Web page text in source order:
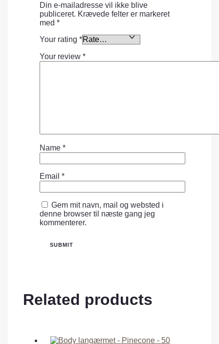
Din e-mailadresse vil ikke blive
publiceret. Krævede felter er markeret
med *
Your rating *
Your review *
Name *
Email *
Gem mit navn, mail og websted i
denne browser til næste gang jeg
kommenterer.
Related products